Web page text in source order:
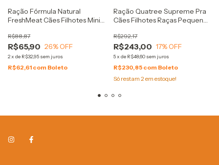
Ração Fórmula Natural
FreshMeat Cães Filhotes Mini
R$65,90
R$88,87
26% OFF
2x de R$32,95 sem juros
R$62,61 com Boleto
Ração Quatree Supreme Pra
Cães Filhotes Raças Pequenas
R$243,00
R$292,17
17% OFF
5x de R$48,60 sem juros
R$230,85 com Boleto
Só restam 2em estoque!